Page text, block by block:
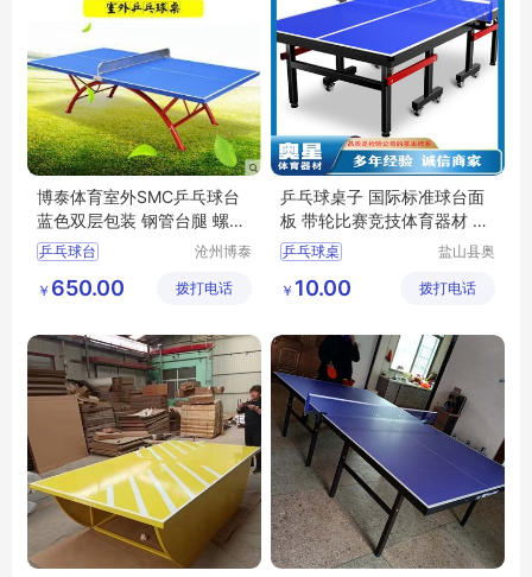
博泰体育室外SMC乒乓球台
蓝色双层包装 钢管台腿 螺丝
连接
乒乓球台
沧州博泰
有限公司
￥ 650.00 拨打电话
乒乓球桌子 国际标准球台面
板 带轮比赛竞技体育器材 奥
星
乒乓球桌
盐山县奥
材制造有
￥ 10.00 拨打电话